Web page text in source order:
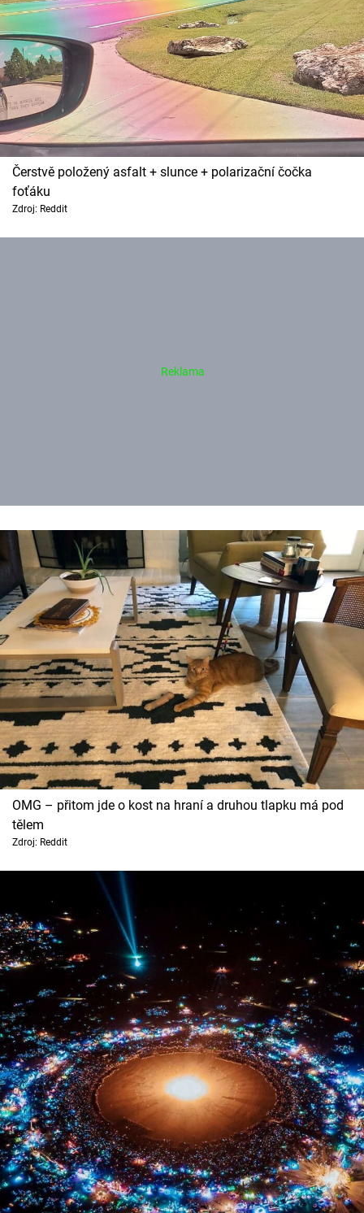
Čerstvě položený asfalt + slunce + polarizační čočka
foťáku
Zdroj: Reddit
OMG – přitom jde o kost na hraní a druhou tlapku má pod
tělem
Zdroj: Reddit